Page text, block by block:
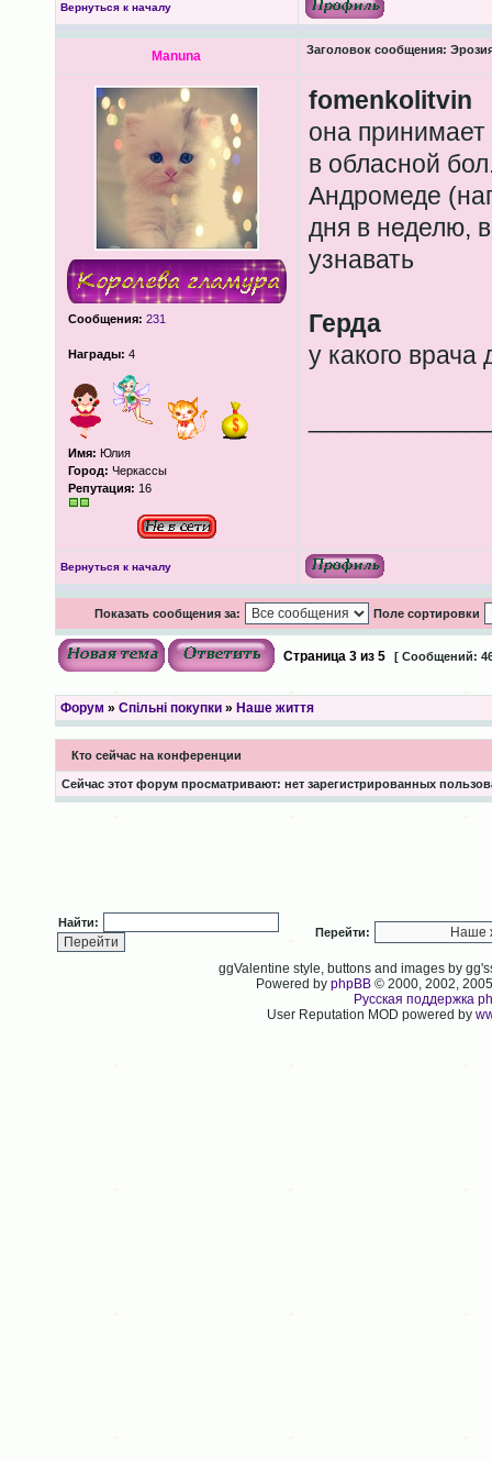
Вернуться к началу
Manuna Заголовок сообщения:
Сообщения: 231
Награды: 4
Имя: Юлия
Город: Черкассы
Репутация: 16
fomenkolitvin
она
в обласной
Андромеде
дня в неделю,
узнавать
Герда
у какого врача
Вернуться к началу
Показать сообщения за: Поле сортировки
Страница 3из 5 [ Сообщений:
Форум » Спільні покупки» Наше життя
Кто сейчас на конференции
Сейчас этот форум просматривают: нет зарегистрированных
Найти:
Перейти:
ggValentine style, buttons and images by
Powered byphpBB © 2000, 2002,
Русская поддержка
User Reputation MOD powered by